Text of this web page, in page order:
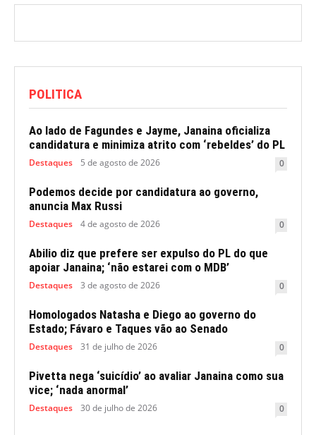
POLITICA
Ao lado de Fagundes e Jayme, Janaina oficializa
candidatura e minimiza atrito com ‘rebeldes’ do PL
Destaques 5 de agosto de 2026 0
Podemos decide por candidatura ao governo,
anuncia Max Russi
Destaques 4 de agosto de 2026 0
Abilio diz que prefere ser expulso do PL do que
apoiar Janaina; ‘não estarei com o MDB’
Destaques 3 de agosto de 2026 0
Homologados Natasha e Diego ao governo do
Estado; Fávaro e Taques vão ao Senado
Destaques 31 de julho de 2026 0
Pivetta nega ‘suicídio’ ao avaliar Janaina como sua
vice; ‘nada anormal’
Destaques 30 de julho de 2026 0